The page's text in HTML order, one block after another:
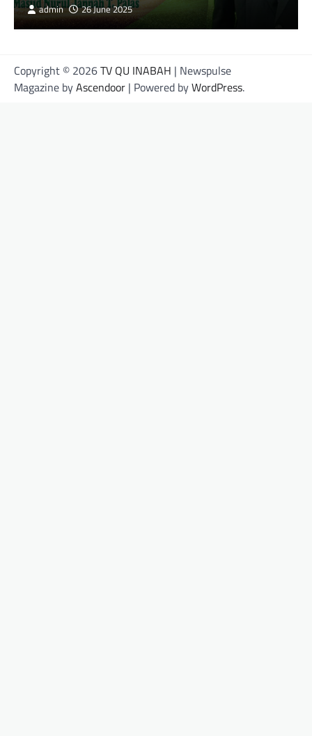
admin 26 June 2025
Copyright © 2026TV QU INABAH | Newspulse
Magazine byAscendoor | Powered byWordPress.